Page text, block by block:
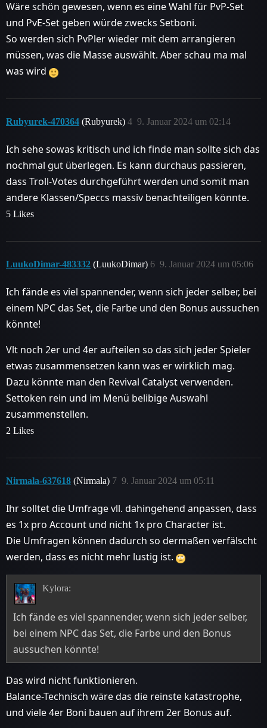
Wäre schön gewesen, wenn es eine Wahl für PvP-Set
und PvE-Set geben würde zwecks Setboni.
So werden sich PvPler wieder mit dem arrangieren
müssen, was die Masse auswählt. Aber schau ma mal
was wird
Rubyurek-470364 (Rubyurek) 9. Januar 2024 um 02:14
4
Ich sehe sowas kritisch und ich finde man sollte sich das
nochmal gut überlegen. Es kann durchaus passieren,
dass Troll-Votes durchgeführt werden und somit man
andere Klassen/Speccs massiv benachteiligen könnte.
5 Likes
LuukoDimar-483332 (LuukoDimar) 9. Januar 2024 um 05:06
6
Ich fände es viel spannender, wenn sich jeder selber, bei
einem NPC das Set, die Farbe und den Bonus aussuchen
könnte!
Vlt noch 2er und 4er aufteilen so das sich jeder Spieler
etwas zusammensetzen kann was er wirklich mag.
Dazu könnte man den Revival Catalyst verwenden.
Settoken rein und im Menü belibige Auswahl
zusammenstellen.
2 Likes
Nirmala-637618 (Nirmala) 9. Januar 2024 um 05:11
7
Ihr solltet die Umfrage vll. dahingehend anpassen, dass
es 1x pro Account und nicht 1x pro Character ist.
Die Umfragen können dadurch so dermaßen verfälscht
werden, dass es nicht mehr lustig ist.
Kylora:
Ich fände es viel spannender, wenn sich jeder selber,
bei einem NPC das Set, die Farbe und den Bonus
aussuchen könnte!
Das wird nicht funktionieren.
Balance-Technisch wäre das die reinste katastrophe,
und viele 4er Boni bauen auf ihrem 2er Bonus auf.